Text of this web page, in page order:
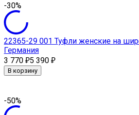
-30%
22365-29 001 Туфли женские на
Германия
3 770 ₽5 390 ₽
В корзину
-50%